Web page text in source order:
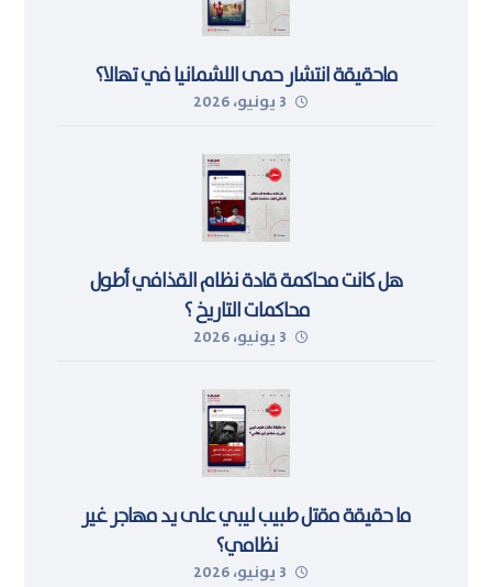
ماحقيقة انتشار حمى اللشمانيا في تهالا؟
3 يونيو، 2026
هل كانت محاكمة قادة نظام القذافي أطول
محاكمات التاريخ ؟
3 يونيو، 2026
ما حقيقة مقتل طبيب ليبي على يد مهاجر غير
نظامي؟
3 يونيو، 2026